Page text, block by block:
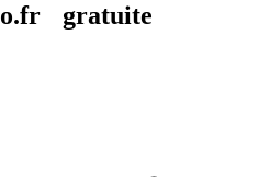
gratuite